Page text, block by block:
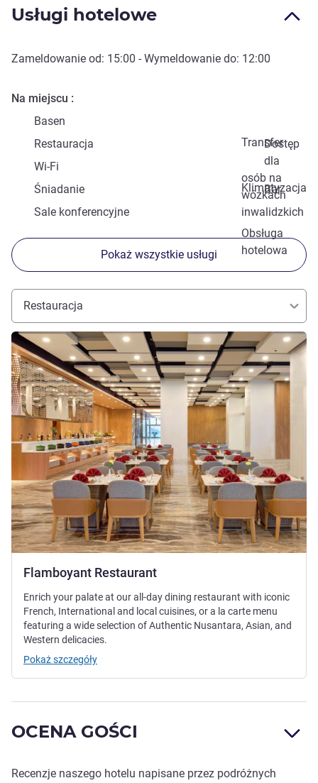
Usługi hotelowe
Zameldowanie od: 15:00 - Wymeldowanie do: 12:00
Na miejscu
Basen
Transfer
Restauracja
Dostęp
dla
osób na
wózkach
inwalidzkich
Wi-Fi
Klimatyzacja
Śniadanie
Bar
Sale konferencyjne
Obsługa
hotelowa
Pokaż wszystkie usługi
Restauracja
Flamboyant Restaurant
Pokaż szczegóły
Enrich your palate at our all-day dining restaurant with iconic
French, International and local cuisines, or a la carte menu
featuring a wide selection of Authentic Nusantara, Asian, and
Western delicacies.
Pokaż szczegóły
OCENA GOŚCI
Recenzje naszego hotelu napisane przez podróżnych